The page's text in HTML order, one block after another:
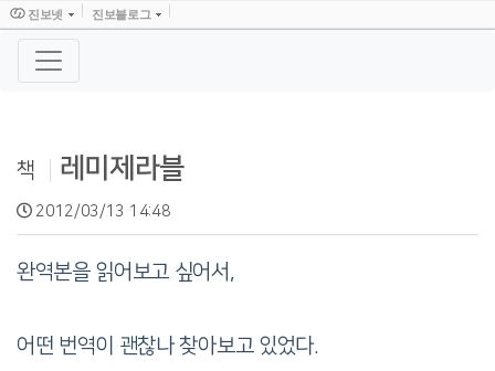
책 레미제라블
2012/03/13 14:48
완역본을 읽어보고 싶어서,
어떤 번역이 괜찮나 찾아보고 있었다.
진보넷 진보블로그